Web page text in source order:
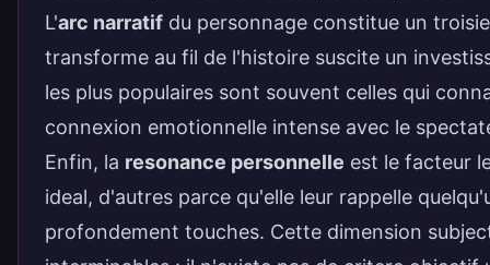
L'arc narratif du personnage constitue un
transforme au fil de l'histoire suscite un
les plus populaires sont souvent celles qui
connexion emotionnelle intense avec le
Enfin, la resonance personnelle est le facteur
ideal, d'autres parce qu'elle leur rappelle
profondement touches. Cette dimension